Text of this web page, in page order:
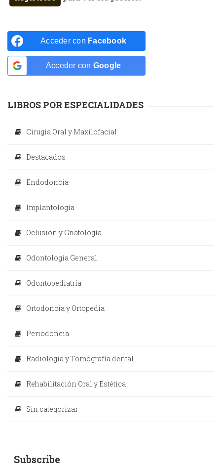
Acceder con Facebook
Acceder con Google
LIBROS POR ESPECIALIDADES
Cirugía Oral y Maxilofacial
Destacados
Endodoncia
Implantología
Oclusión y Gnatología
Odontología General
Odontopediatría
Ortodoncia y Ortopedia
Periodoncia
Radiologia y Tomografía dental
Rehabilitación Oral y Estética
Sin categorizar
Subscribe